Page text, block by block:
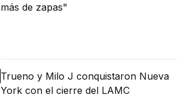
más de zapas"
Trueno y Milo J conquistaron Nueva
York con el cierre del LAMC